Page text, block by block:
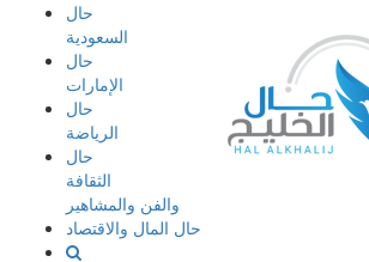
إذهب
المحتوى
حال
السعودية
حال
الإمارات
حال
الرياضة
حال
الثقافة
والفن والمشاهير
حال المال والاقتصاد